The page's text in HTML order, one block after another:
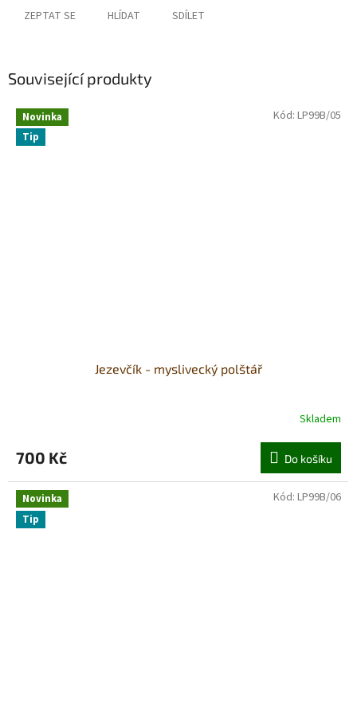
ZEPTAT SE HLÍDAT SDÍLET
Související produkty
Novinka
Tip
Jezevčík - myslivecký polštář
Skladem
700 Kč Do košíku
Kód: LP99B/05
Novinka
Tip
Kód: LP99B/06